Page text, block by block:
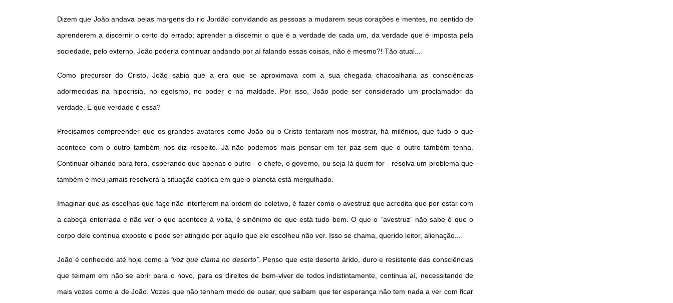
Dizem que João andava pelas margens do rio Jordão convidando as pessoas a mudarem seus corações e mentes, no sentido de
aprenderem a discernir o certo do errado; aprender a discernir o que é a verdade de cada um, da verdade que é imposta pela
sociedade, pelo externo. João poderia continuar andando por aí falando essas coisas, não é mesmo?! Tão atual...
Como precursor do Cristo, João sabia que a era que se aproximava com a sua chegada chacoalharia as consciências
adormecidas na hipocrisia, no egoísmo, no poder e na maldade. Por isso, João pode ser considerado um proclamador da
verdade. E que verdade é essa?
Precisamos compreender que os grandes avatares como João ou o Cristo tentaram nos mostrar, há milênios, que tudo o que
acontece com o outro também nos diz respeito. Já não podemos mais pensar em ter paz sem que o outro também tenha.
Continuar olhando para fora, esperando que apenas o outro - o chefe, o governo, ou seja lá quem for - resolva um problema que
também é meu jamais resolverá a situação caótica em que o planeta está mergulhado.
Imaginar que as escolhas que faço não interferem na ordem do coletivo, é fazer como o avestruz que acredita que por estar com
a cabeça enterrada e não ver o que acontece à volta, é sinônimo de que está tudo bem. O que o “avestruz” não sabe é que o
corpo dele continua exposto e pode ser atingido por aquilo que ele escolheu não ver. Isso se chama, querido leitor, alienação...
João é conhecido até hoje como a “voz que clama no deserto”. Penso que este deserto árido, duro e resistente das consciências
que teimam em não se abrir para o novo, para os direitos de bem-viver de todos indistintamente, continua aí, necessitando de
mais vozes como a de João. Vozes que não tenham medo de ousar, que saibam que ter esperança não tem nada a ver com ficar